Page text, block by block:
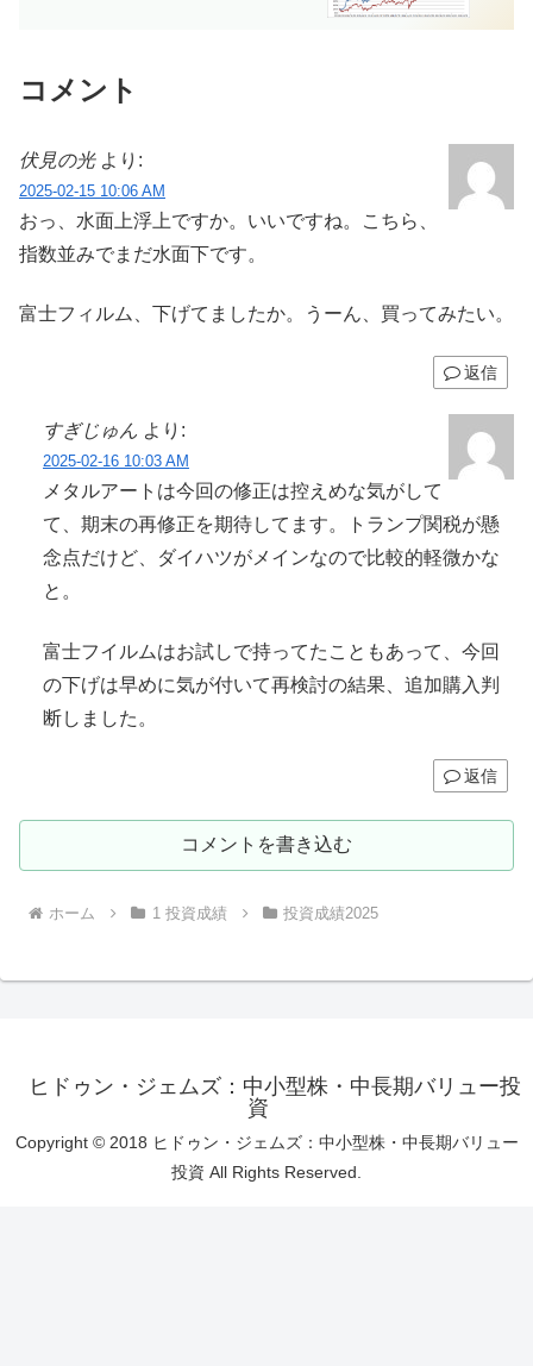
コメント
伏見の光 より:
2025-02-15 10:06 AM
おっ、水面上浮上ですか。いいですね。こちら、
指数並みでまだ水面下です。
富士フィルム、下げてましたか。うーん、買ってみたい。
返信
すぎじゅん より:
2025-02-16 10:03 AM
メタルアートは今回の修正は控えめな気がして
て、期末の再修正を期待してます。トランプ関税が懸
念点だけど、ダイハツがメインなので比較的軽微かな
と。
富士フイルムはお試しで持ってたこともあって、今回
の下げは早めに気が付いて再検討の結果、追加購入判
断しました。
返信
コメントを書き込む
ホーム 1 投資成績 投資成績2025
ヒドゥン・ジェムズ：中小型株・中長期バリュー投
資
Copyright © 2018 ヒドゥン・ジェムズ：中小型株・中長期バリュー
投資 All Rights Reserved.